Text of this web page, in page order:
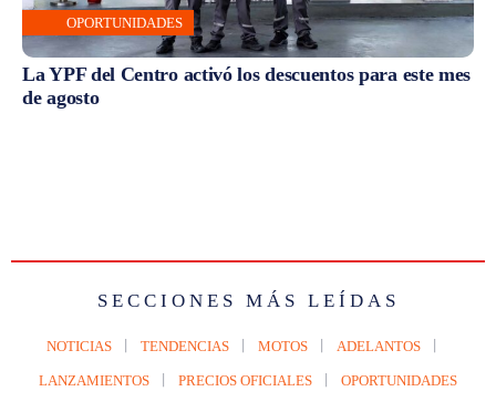
OPORTUNIDADES
La YPF del Centro activó los descuentos para este mes
de agosto
SECCIONES MÁS LEÍDAS
NOTICIAS TENDENCIAS MOTOS ADELANTOS
LANZAMIENTOS PRECIOS OFICIALES OPORTUNIDADES